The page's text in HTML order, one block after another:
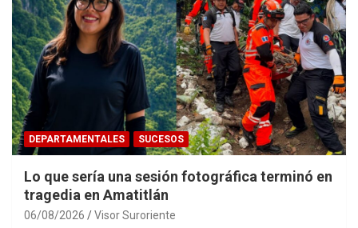
DEPARTAMENTALES SUCESOS
Lo que sería una sesión fotográfica terminó en
tragedia en Amatitlán
06/08/2026 Visor Suroriente